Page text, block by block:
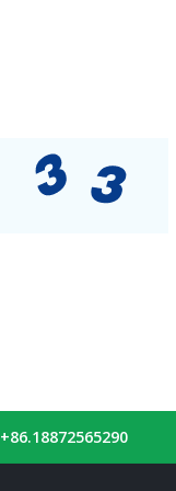
+86.18872565290